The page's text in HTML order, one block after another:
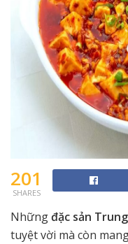
201
SHARES
Nhữngđặc sản
tuyệt vời mà còn